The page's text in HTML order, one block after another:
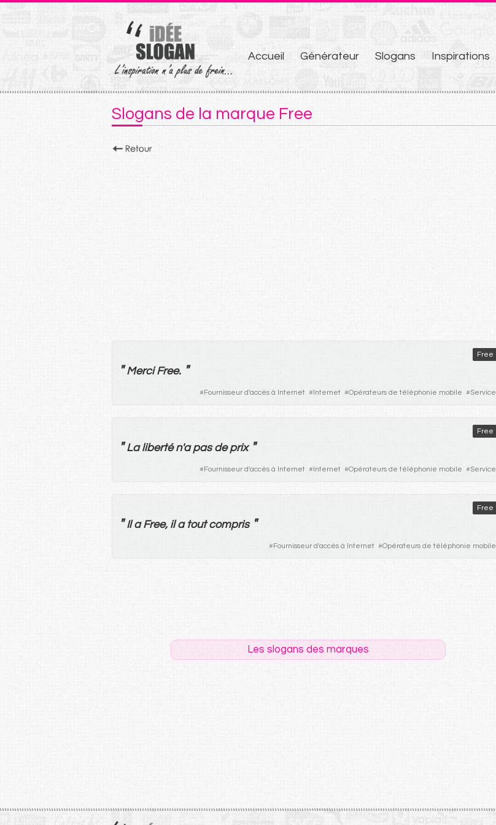
Aller
au
contenu
Accueil Générateur Slogans Inspirations
Slogans de la marque Free
Free
" MerciFree. "
#Fournisseur d'accès à Internet #Internet #Opérateurs de téléphonie mobile #Service
Free
" La libertén'apas de prix "
#Fournisseur d'accès à Internet #Internet #Opérateurs de téléphonie mobile #Service
Free
" Il aFree, il a tout compris "
#Fournisseur d'accès à Internet #Opérateurs de téléphonie mobile
Les slogans des marques